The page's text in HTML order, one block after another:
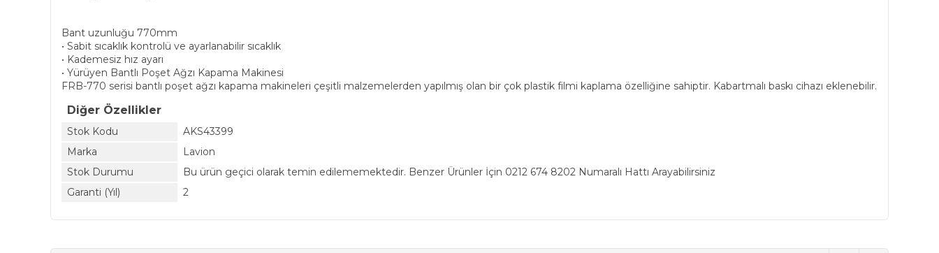
Bant uzunluğu 770mm
• Sabit sıcaklık kontrolü ve ayarlanabilir sıcaklık
• Kademesiz hız ayarı
• Yürüyen Bantlı Poşet Ağzı Kapama Makinesi
FRB-770 serisi bantlı poşet ağzı kapama makineleri çeşitli malzemelerden yapılmış olan bir çok plastik filmi kaplama özelliğine sahiptir. Kabartmalı baskı cihazı eklenebilir.
Diğer Özellikler
Stok Kodu
AKS43399
Marka
Lavion
Stok Durumu
Bu ürün geçici olarak temin edilememektedir. Benzer Ürünler İçin 0212 674 8202 Numaralı Hattı Arayabilirsiniz
Garanti (Yıl)
2